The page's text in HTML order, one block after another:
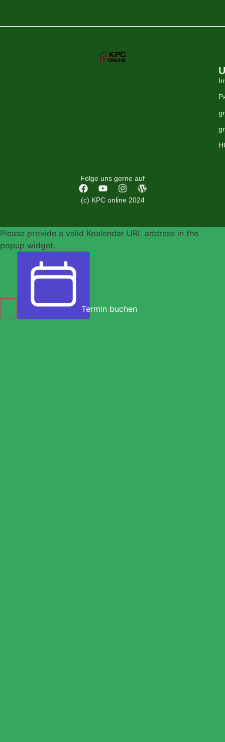
Folge uns gerne auf
(c) KPC online 2024
Please provide a valid Koalendar URL address in the
popup widget.
Termin buchen